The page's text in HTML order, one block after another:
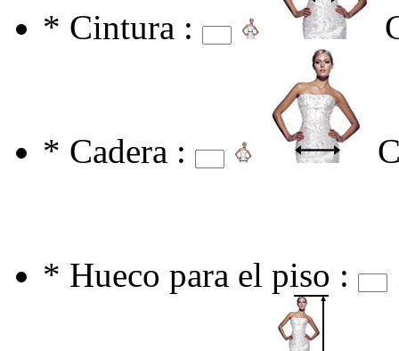
* Cintura :
* Cadera :
* Hueco para el piso :